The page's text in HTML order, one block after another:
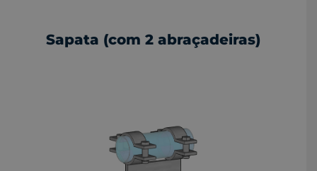
Sapata (com 2 abraçadeiras)